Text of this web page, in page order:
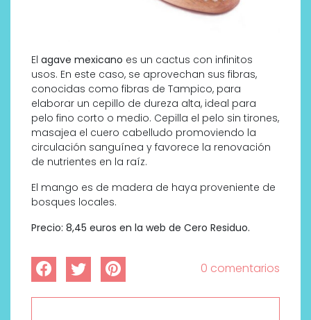
El agave mexicano es un cactus con infinitos
usos. En este caso, se aprovechan sus fibras,
conocidas como fibras de Tampico, para
elaborar un cepillo de dureza alta, ideal para
pelo fino corto o medio. Cepilla el pelo sin tirones,
masajea el cuero cabelludo promoviendo la
circulación sanguínea y favorece la renovación
de nutrientes en la raíz.
El mango es de madera de haya proveniente de
bosques locales.
Precio: 8,45 euros en la web de Cero Residuo.
0 comentarios